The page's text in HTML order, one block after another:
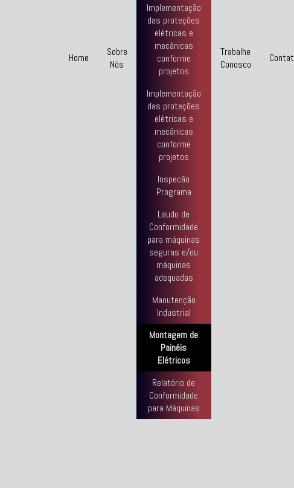
Home
Sobre
Nós
Implementação
das proteções
elétricas e
mecânicas
conforme
projetos
Implementação
das proteções
elétricas e
mecânicas
conforme
projetos
Inspecão
Programa
Laudo de
Conformidade
para máquinas
seguras e/ou
máquinas
adequadas
Manutenção
Industrial
Montagem de
Painéis
Elétricos
Relatório de
Conformidade
para Máquinas
Trabalhe
Conosco